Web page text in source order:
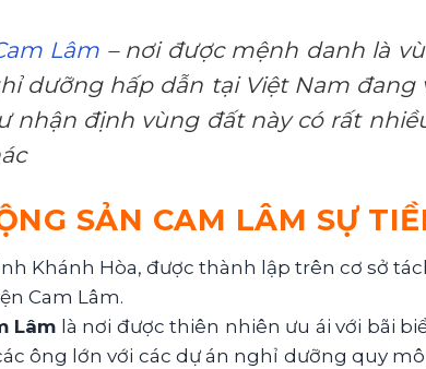
Lâm – nơi được mệnh danh là
dưỡng hấp dẫn tại Việt Nam đang
nhận định vùng đất này có rất
SẢN CAM LÂM SỰ
Khánh Hòa, được thành lập trên cơ sở
Cam Lâm.
Lâm là nơi được thiên nhiên ưu ái với bãi
ông lớn với các dự án nghỉ dưỡng quy